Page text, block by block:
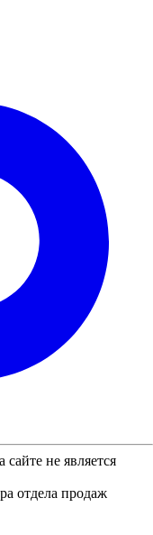
не является
отдела продаж